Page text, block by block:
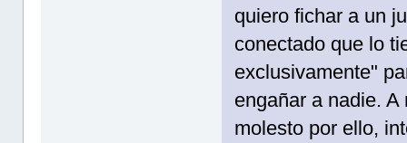
quiero fichar a un
conectado que lo
exclusivamente"
engañar a nadie.
molesto por ello,